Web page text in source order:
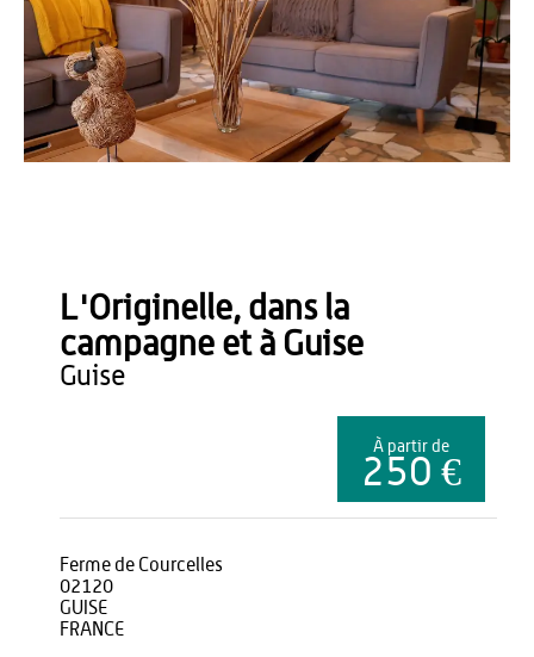
L'Originelle, dans la
campagne et à Guise
guise
À partir de
250 €
Ferme de Courcelles
02120
GUISE
FRANCE